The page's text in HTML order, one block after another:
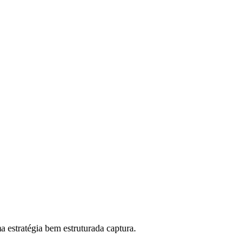
estratégia bem estruturada captura.